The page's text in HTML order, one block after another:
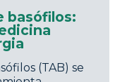
basófilos:
(TAB) se